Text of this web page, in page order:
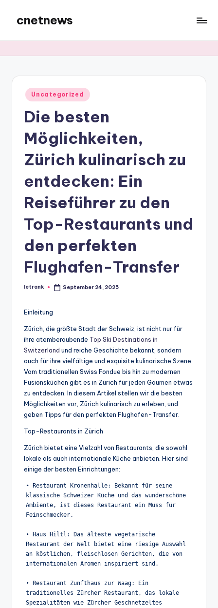
content
cnetnews
Posted
in
Uncategorized
Die besten
Möglichkeiten,
Zürich kulinarisch zu
entdecken: Ein
Reiseführer zu den
Top-Restaurants und
den perfekten
Flughafen-Transfer
Posted
letrank September 24, 2025
Einleitung
Zürich, die größte Stadt der Schweiz, ist nicht nur für
ihre atemberaubende Top Ski Destinations in
Switzerland und reiche Geschichte bekannt, sondern
auch für ihre vielfältige und exquisite kulinarische Szene.
Vom traditionellen Swiss Fondue bis hin zu modernen
Fusionsküchen gibt es in Zürich für jeden Gaumen etwas
zu entdecken. In diesem Artikel stellen wir die besten
Möglichkeiten vor, Zürich kulinarisch zu erleben, und
geben Tipps für den perfekten Flughafen-Transfer.
Top-Restaurants in Zürich
Zürich bietet eine Vielzahl von Restaurants, die sowohl
lokale als auch internationale Küche anbieten. Hier sind
einige der besten Einrichtungen:
• Restaurant Kronenhalle: Bekannt für seine
klassische Schweizer Küche und das wunderschöne
Ambiente, ist dieses Restaurant ein Muss für
Feinschmecker.
• Haus Hiltl: Das älteste vegetarische
Restaurant der Welt bietet eine riesige Auswahl
an köstlichen, fleischlosen Gerichten, die von
internationalen Aromen inspiriert sind.
• Restaurant Zunfthaus zur Waag: Ein
traditionelles Zürcher Restaurant, das lokale
Spezialitäten wie Zürcher Geschnetzeltes